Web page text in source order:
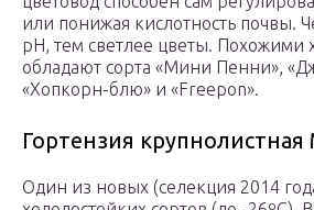
или понижая кислотность почвы.
pH, тем светлее цветы. Похожими
обладают сорта «Мини Пенни»,
«Хопкорн-блю» и «Freepon».
Гортензия крупнолистная
Один из новых (селекция 2014